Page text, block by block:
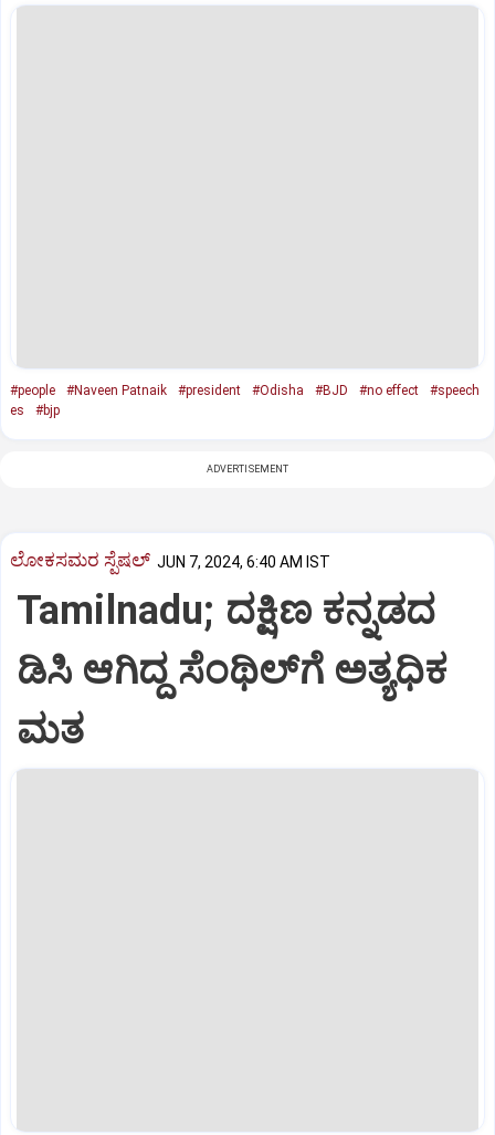
#people #Naveen Patnaik #president #Odisha #BJD #no effect
#speech
es
#bjp
ADVERTISEMENT
ಲೋಕಸಮರ ಸ್ಪೆಷಲ್‌ JUN 7, 2024, 6:40 AM IST
Tamilnadu; ದಕ್ಷಿಣ ಕನ್ನಡದ
ಡಿಸಿ ಆಗಿದ್ದ ಸೆಂಥಿಲ್‌ಗೆ ಅತ್ಯಧಿಕ
ಮತ